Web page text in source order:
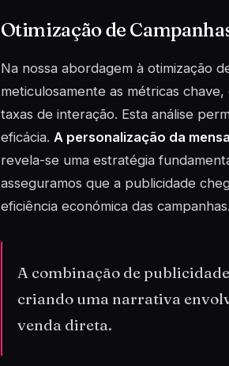
Otimização de
Na nossa abordagem à otimização
meticulosamente as métricas
taxas de interação. Esta análise
eficácia. A personalização da
revela-se uma estratégia
asseguramos que a publicidade
eficiência económica das campanhas.
A combinação de
criando uma narrativa
venda direta.